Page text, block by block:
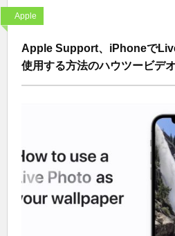
Apple
Apple Support、iPhoneで
使用する方法のハウツービデ